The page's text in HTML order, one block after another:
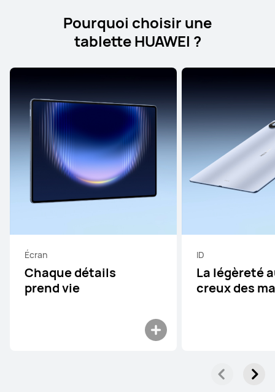
Pourquoi choisir une
tablette HUAWEI ?
Écran
Chaque détails
prend vie
ID
La légèreté
creux des